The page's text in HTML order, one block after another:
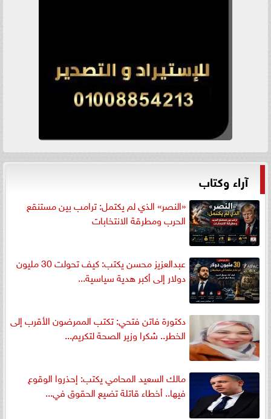
آراء وكتاب
«النصر» الذي لم يكتمل: ترامب بين مستنقع
الحرب ومطرقة الانتخابات
عبدالعزيز محسن يكتب: كيف تحولت 30 مليون
دولار إلى أكبر هدية سياسية...
دكتورة فاتن فتحي: تكتب الممرضون الأقرب إلى
الخطر.. شكرا وزير الصحة لتكريم...
مالك السعيد المحامي يكتب: إحذروا الوقوع
فيها.. أخطاء قاتلة تضيع الحقوق في...